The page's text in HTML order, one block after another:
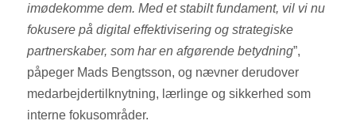
imødekomme dem. Med et stabilt fundament, vil vi nu
fokusere på digital effektivisering og strategiske
partnerskaber, som har en afgørende betydning”,
påpeger Mads Bengtsson, og nævner derudover
medarbejdertilknytning, lærlinge og sikkerhed som
interne fokusområder.